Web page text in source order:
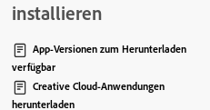
installieren
App-Versionen zum Herunterladen
verfügbar
Creative Cloud-Anwendungen
herunterladen